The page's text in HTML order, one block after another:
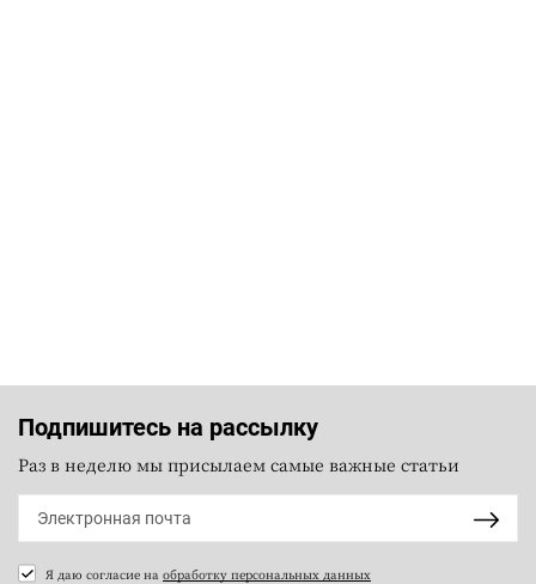
Подпишитесь на рассылку
Раз в неделю мы присылаем самые важные статьи
Я даю согласие на обработку персональных данных